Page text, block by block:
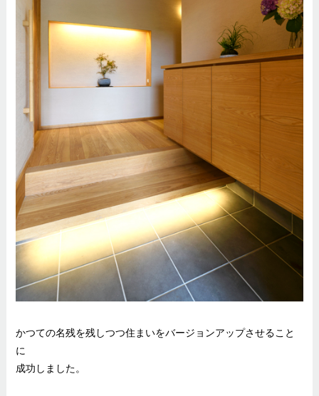
かつての名残を残しつつ住まいをバージョンアップさせること
に
成功しました。